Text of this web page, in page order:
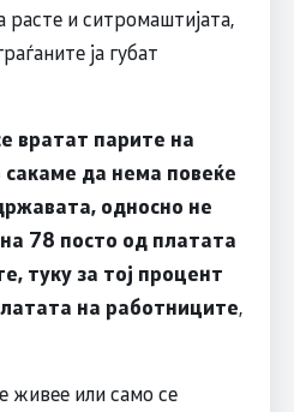
расте и ситромаштијата,
ја губат
вратат парите на
да нема повеќе
односно не
78 посто од платата
туку за тој процент
на работниците,
живее или само се